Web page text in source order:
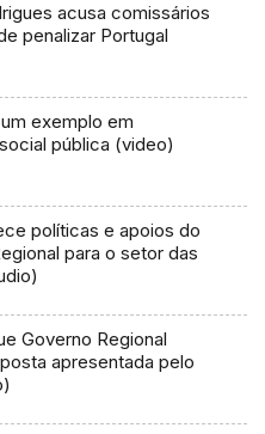
acusa comissários
penalizar Portugal
exemplo em
pública (video)
políticas e apoios do
para o setor das
Governo Regional
apresentada pelo